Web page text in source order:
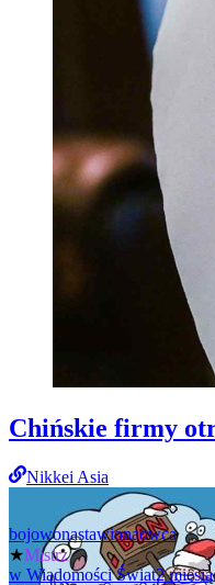
Chińskie firmy
Nikkei Asia
bojowonastawionaowca
★Mistrz
w Wiadomości Świat2